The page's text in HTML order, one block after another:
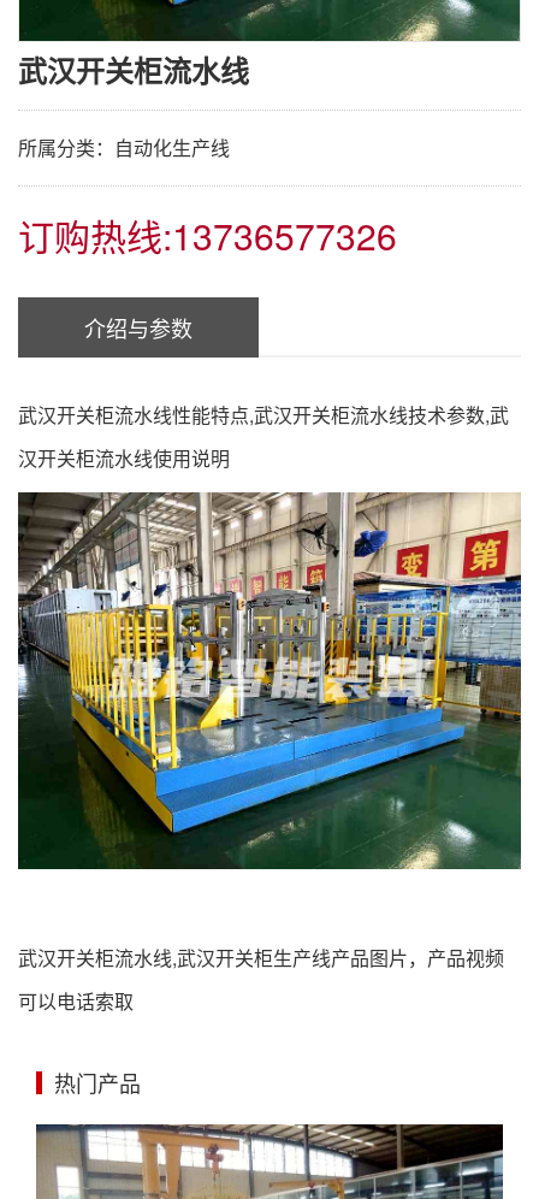
武汉开关柜流水线
所属分类：自动化生产线
订购热线:13736577326
介绍与参数
武汉开关柜流水线性能特点,武汉开关柜流水线技术参数,武
汉开关柜流水线使用说明
武汉开关柜流水线,武汉开关柜生产线产品图片，产品视频
可以电话索取
热门产品